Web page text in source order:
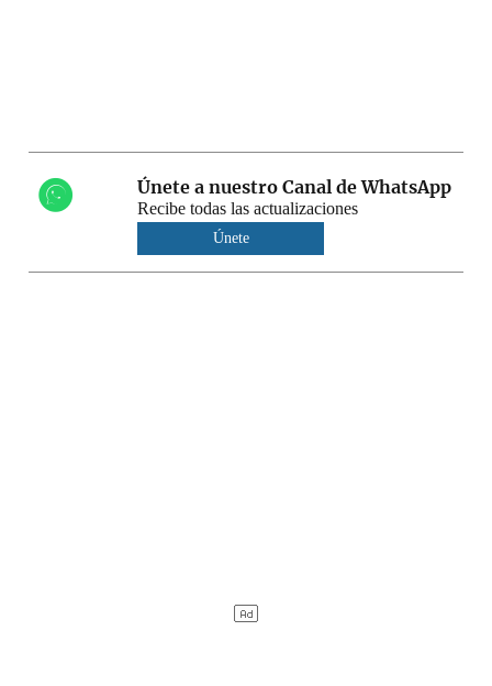
Únete a nuestro Canal de WhatsApp
Recibe todas las actualizaciones
Únete